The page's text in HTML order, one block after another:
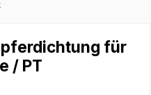
für
/ PT